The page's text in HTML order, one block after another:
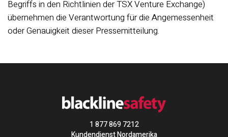
Begriffs in den Richtlinien der TSX Venture Exchange)
übernehmen die Verantwortung für die Angemessenheit
oder Genauigkeit dieser Pressemitteilung.
1 877 869 7212
Kundendienst Nordamerika